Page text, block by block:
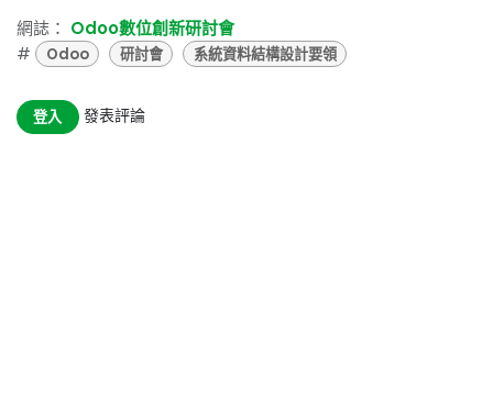
網誌： Odoo數位創新研討會
#
Odoo 研討會 系統資料結構設計要領
登入 發表評論